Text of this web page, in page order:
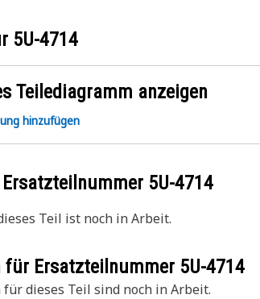
5U-4714
Teilediagramm anzeigen
hinzufügen
5U-4714
Teil ist noch in Arbeit.
für Ersatzteilnummer 5U-4714
dieses Teil sind noch in Arbeit.